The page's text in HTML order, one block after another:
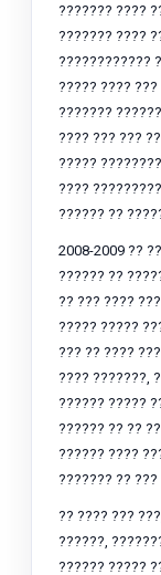
??????? ????
??????? ????
????????????
????? ????
???????
???? ??? ???
?????
????
?????? ??
2008-2009 ??
?????? ??
?? ??? ????
????? ?????
??? ?? ????
???? ???????,
?????? ?????
?????? ?? ??
?????? ????
??????? ??
?? ???? ???
??????,
?????? ?????